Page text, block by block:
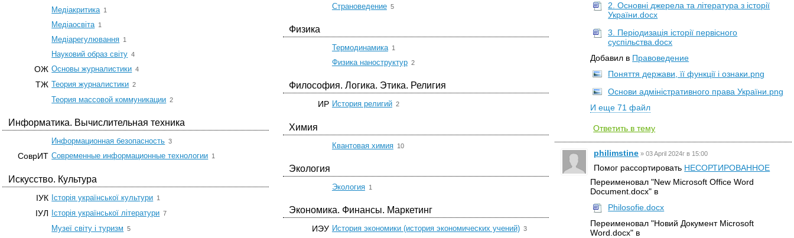
Медіакритика 1
Медіаосвіта 1
Медіарегулювання 1
Науковий образ світу 4
ОЖ Основы журналистики 4
ТЖ Теория журналистики 2
Теория массовой коммуникации 2
Информатика. Вычислительная техника
Информационная безопасность 3
СоврИТ Современные информационные технологии 1
Искусство. Культура
ІУК Історія української культури 1
ІУЛ Історія української літератури 7
Музеї світу і туризм 5
Страноведение 5
Физика
Термодинамика 1
Физика наноструктур 2
Философия. Логика. Этика. Религия
ИР История религий 2
Химия
Квантовая химия 10
Экология
Экология 1
Экономика. Финансы. Маркетинг
ИЭУ История экономики (история экономических учений) 3
2. Основні джерела та література з історії
України.docx
3. Періодизація історії первісного
суспільства.docx
Добавил в Правоведение
Поняття держави, її функції і ознаки.png
Основи адміністративного права України.png
И еще 71 файл
Ответить в тему
philimstine »03 April 2024г в 15:00
Помог рассортировать НЕСОРТИРОВАННОЕ
Переименовал "New Microsoft Office Word
Document.docx" в
Philosofie.docx
Переименовал "Новий Документ Microsoft
Word.docx" в